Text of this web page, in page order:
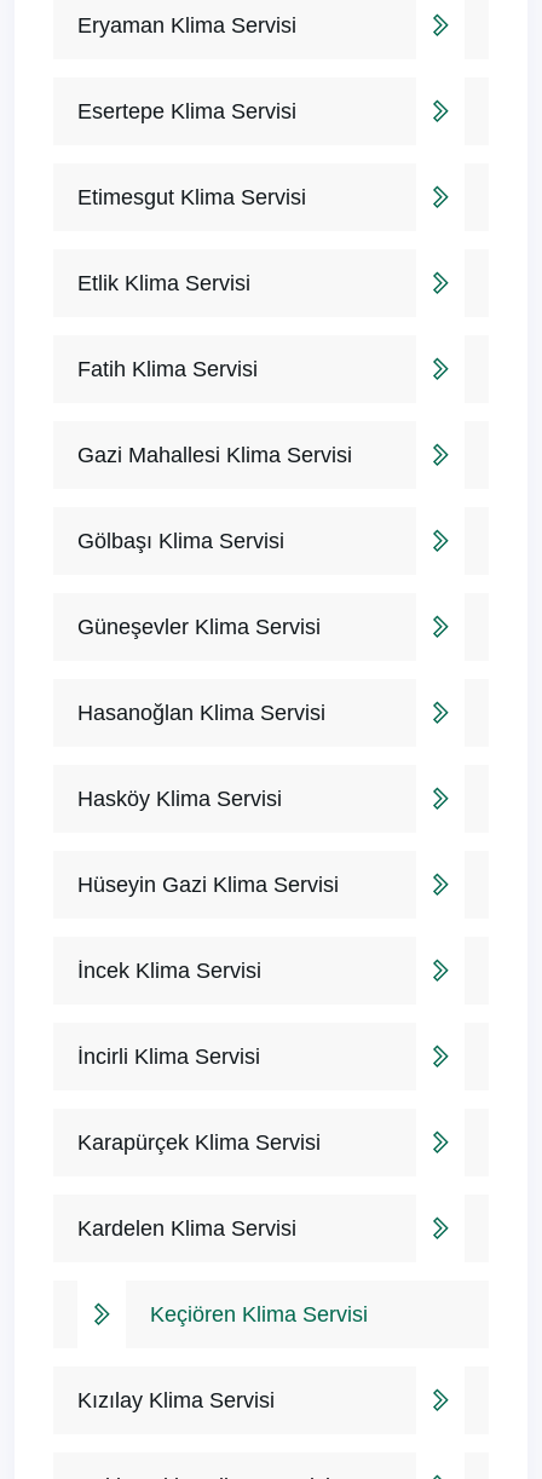
Eryaman Klima Servisi
Esertepe Klima Servisi
Etimesgut Klima Servisi
Etlik Klima Servisi
Fatih Klima Servisi
Gazi Mahallesi Klima Servisi
Gölbaşı Klima Servisi
Güneşevler Klima Servisi
Hasanoğlan Klima Servisi
Hasköy Klima Servisi
Hüseyin Gazi Klima Servisi
İncek Klima Servisi
İncirli Klima Servisi
Karapürçek Klima Servisi
Kardelen Klima Servisi
Keçiören Klima Servisi
Kızılay Klima Servisi